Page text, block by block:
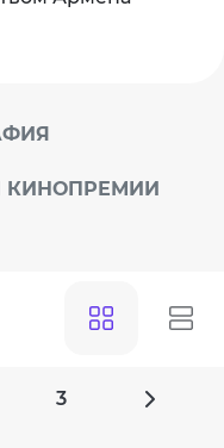
КИНОПРЕМИИ
3